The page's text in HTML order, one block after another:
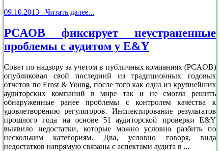
09.10.2013 Читать далее...
PCAOB фиксирует неустраненные
проблемы с аудитом у E&Y
Совет по надзору за учетом в публичных компаниях (PCAOB)
опубликовал свой последний из традиционных годовых
отчетов по Ernst & Young, после того как одна из крупнейших
аудиторских компаний в мире так и не смогла решить
обнаруженные ранее проблемы с контролем качества к
удовлетворению регуляторов. Инспектирование результатов
прошлого года на основе 51 аудиторской проверки E&Y
выявило недостатки, которые можно условно разбить по
нескольким категориям. Два, условно говоря, вида
недостатков напрямую связаны с аспектами аудита в ...